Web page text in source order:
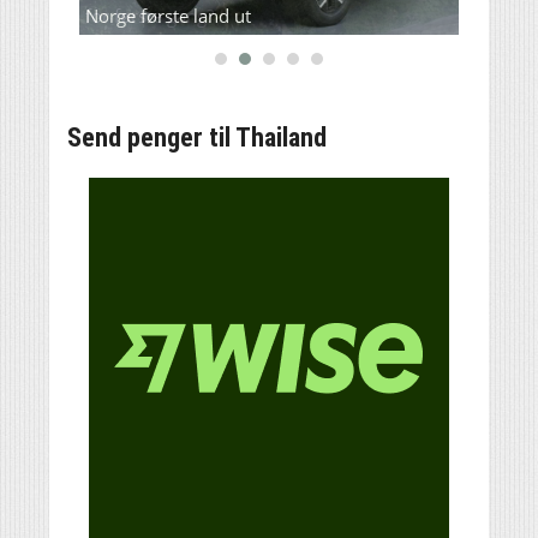
Norge første land ut
for første gang?
Send penger til Thailand